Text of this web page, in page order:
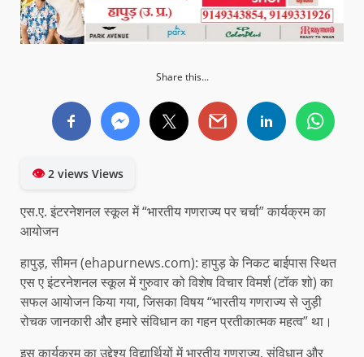
Share this...
👁2 views Views
एस.ए. इंटरनेशनल स्कूल में “भारतीय गणराज्य पर चर्चा” कार्यक्रम का
आयोजन
हापुड़, सीमन (ehapurnews.com): हापुड़ के निकट बाईपास स्थित
एस ए इंटरनेशनल स्कूल में गुरुवार को विशेष विचार विमर्श (टॉक शो) का
सफल आयोजन किया गया, जिसका विषय “भारतीय गणराज्य से जुड़ी
रोचक जानकारी और हमारे संविधान का गहन प्रतीकात्मक महत्व” था।
इस कार्यक्रम का उद्देश्य विद्यार्थियों में भारतीय गणराज्य, संविधान और